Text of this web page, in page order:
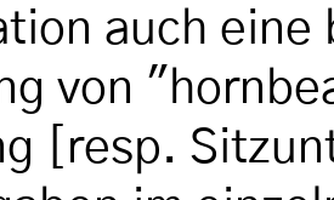
auch
von
[resp.